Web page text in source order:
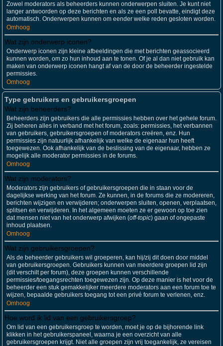
Zowel moderators als beheerders kunnen onderwerpen sluiten. Je kunt niet
langer antwoorden op deze berichten en als ze een poll bevatte, eindigt deze
automatisch. Onderwerpen kunnen om eender welke reden gesloten worden.
Omhoog
Wat zijn onderwerp iconen?
Onderwerp iconen zijn kleine afbeeldingen die met berichten geassocieerd
kunnen worden, om zo hun inhoud aan te tonen. Of je al dan niet gebruik kan
maken van onderwerp iconen hangt af van de door de beheerder ingestelde
permissies.
Omhoog
Type gebruikers en gebruikersgroepen
Wat zijn beheerders?
Beheerders zijn gebruikers die alle permissies hebben over het gehele forum.
Zij beheren alles in verband met het forum, zoals: permissies, het verbannen
van gebruikers, gebruikersgroepen of moderators creëren, enz. Hun
permissies zijn natuurlijk afhankelijk van welke de eigenaar hun heeft
toegewezen. Ook afhankelijk van de beslissing van de eigenaar, hebben ze
mogelijk alle moderator permissies in de forums.
Omhoog
Wat zijn moderators?
Moderators zijn gebruikers of gebruikersgroepen die in staan voor de
dagelijkse werking van het forum. Ze kunnen, in de forums die ze modereren,
berichten wijzigen en verwijderen; onderwerpen sluiten, openen, verplaatsen,
splitsen en verwijderen. In het algemeen moeten ze er gewoon op toe zien
dat mensen niet van het onderwerp afwijken (off-topic) gaan of ongepaste
inhoud plaatsen.
Omhoog
Wat zijn gebruikersgroepen?
Als de beheerder gebruikers wil groeperen, kan hij/zij dit doen door middel
van gebruikersgroepen. Gebruikers kunnen van meerdere groepen lid zijn
(dit verschilt per forum), deze groepen kunnen verschillende
permissies/toegangsrechten toegewezen zijn. Op deze manier is het voor de
beheerder een stuk gemakkelijker meerdere moderators aan een forum toe te
wijzen, bepaalde gebruikers toegang tot een privé forum te verlenen, enz.
Omhoog
Hoe word ik lid van een gebruikersgroep?
Om lid van een gebruikersgroep te worden, moet je op de bijhorende link
klikken in het gebruikerspaneel, waarna je een overzicht van alle
gebruikersgroepen krijgt. Niet alle groepen zijn vrij toegankelijk, ze vereisen